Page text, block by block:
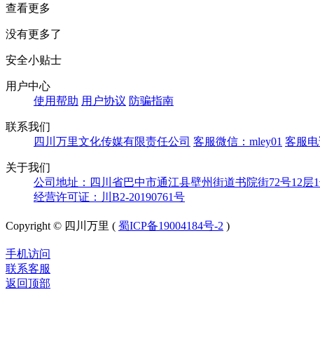
查看更多
没有更多了
安全小贴士
用户中心
使用帮助 用户协议 防骗指南
联系我们
四川万里文化传媒有限责任公司 客服微信：mley01 客服电
关于我们
公司地址：四川省巴中市通江县壁州街道书院街72号12层
经营许可证：川B2-20190761号
Copyright © 四川万里 ( 蜀ICP备19004184号-2 )
手机访问
联系客服
返回顶部